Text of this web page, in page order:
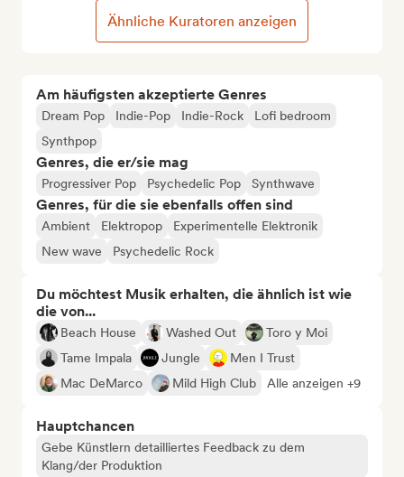
Am häufigsten akzeptierte Genres
Dream Pop Indie-Pop Indie-Rock
Lofi bedroom
Synthpop
Genres, die er/sie mag
Progressiver Pop Psychedelic Pop Synthwave
Genres, für die sie ebenfalls offen sind
Ambient Elektropop
Experimentelle Elektronik
New wave
Psychedelic Rock
Du möchtest Musik erhalten, die ähnlich ist wie
die von...
Beach House Washed Out
Toro y Moi
Tame Impala
Jungle
Men I Trust
Mac DeMarco
Mild High Club Alle anzeigen +9
Hauptchancen
Gebe Künstlern detailliertes Feedback zu dem
Klang/der Produktion
Ähnliche Kuratoren anzeigen